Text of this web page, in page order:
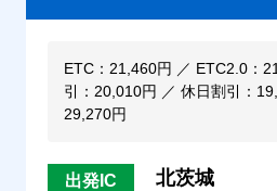
ETC：21,460円 ／ ETC2.0：
引：20,010円 ／ 休日割引：
29,270円
出発IC 北茨城